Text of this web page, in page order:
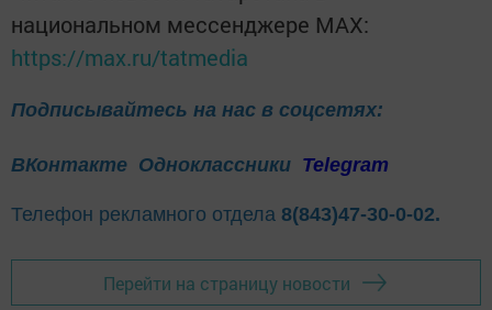
национальном мессенджере MАХ:
https://max.ru/tatmedia
Подписывайтесь на нас в соцсетях:
ВКонтакте Одноклассники Telegram
Телефон рекламного отдела 8(843)47-30-0-02.
Перейти на страницу новости